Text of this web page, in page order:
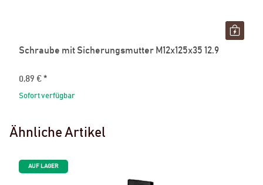
Schraube mit Sicherungsmutter M12x125x35 12.9
0,89 € *
Sofort verfügbar
Ähnliche Artikel
AUF LAGER